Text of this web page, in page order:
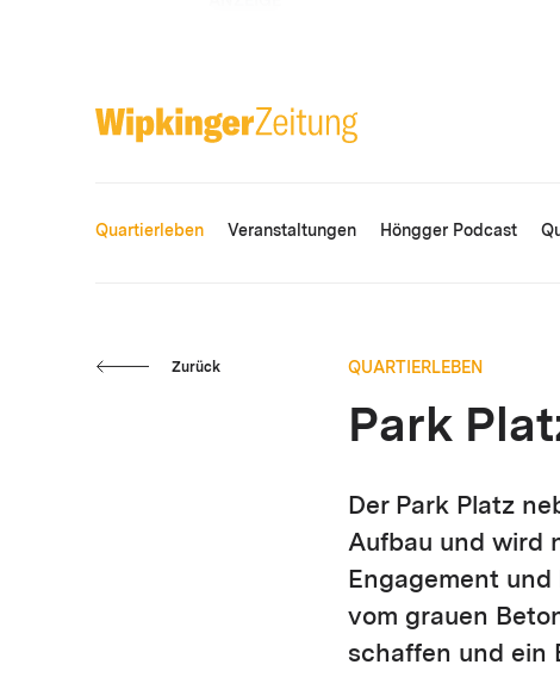
Quartierleben Veranstaltungen Höngger Podcast
Zurück QUARTIERLEBEN
Park
Der Park Platz
Aufbau und wird
Engagement
vom grauen
schaffen und ein